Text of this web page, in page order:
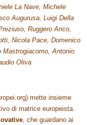
La Nave, Michele
Augurusa, Luigi Della
Ruggero Arico,
Nicola Pace, Domenico
Mastrogiacomo, Antonio
Oliva
mette insieme
di matrice europeista.
, che guardano ai